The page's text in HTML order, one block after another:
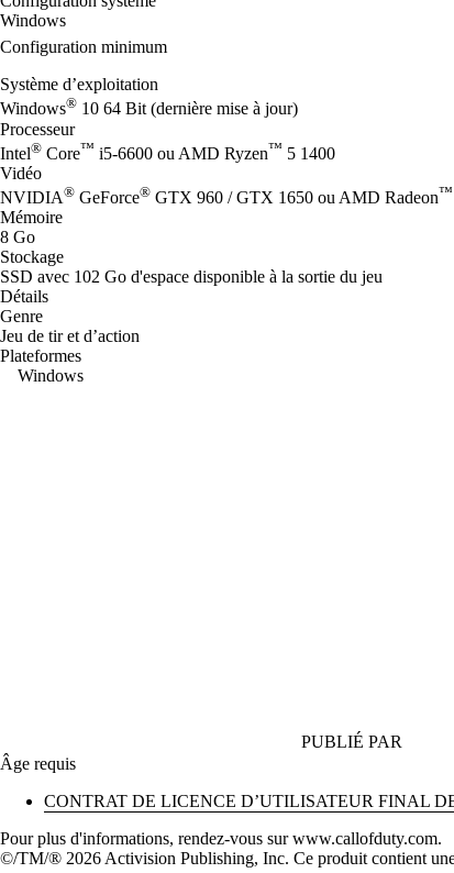
Windows
Configuration minimum
Système d’exploitation
Windows® 10 64 Bit (dernière mise à jour)
Processeur
Intel® Core™ i5-6600 ou AMD Ryzen™ 5 1400
Vidéo
NVIDIA® GeForce® GTX 960 / GTX 1650 ou AMD Radeon™
Mémoire
8 Go
Stockage
SSD avec 102 Go d'espace disponible à la sortie du jeu
Détails
Genre
Jeu de tir et d’action
Plateformes
Windows
PUBLIÉ PAR
Âge requis
CONTRAT DE LICENCE D’UTILISATEUR FINAL
Pour plus d'informations, rendez-vous sur www.callofduty.com.
©/TM/® 2026 Activision Publishing, Inc. Ce produit contient